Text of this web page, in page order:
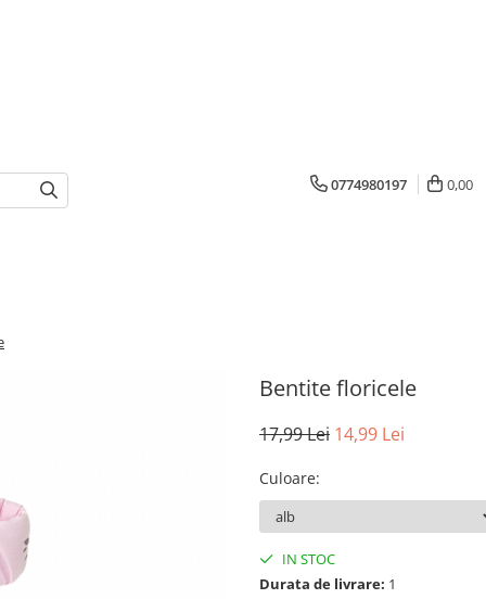
0774980197 0,00
Bentite floricele
17,99 Lei 14,99 Lei
Culoare:
IN STOC
Durata de livrare: 1